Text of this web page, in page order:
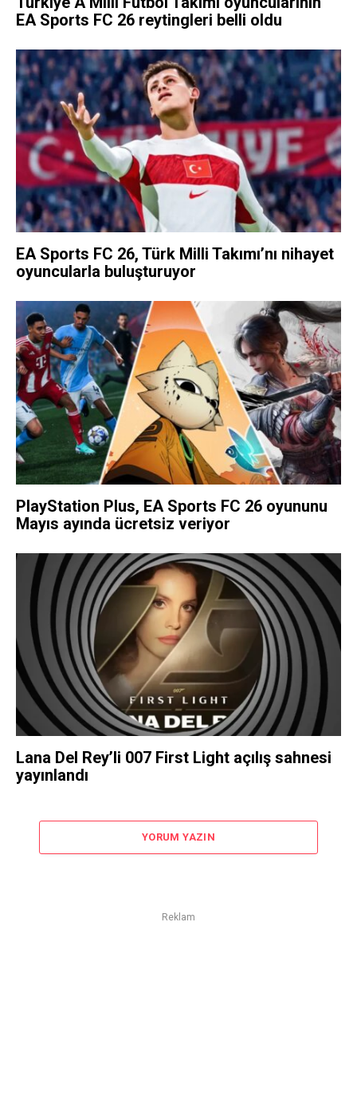
EA Sports FC 26 reytingleri belli oldu
EA Sports FC 26, Türk Milli Takımı’nı nihayet
oyuncularla buluşturuyor
PlayStation Plus, EA Sports FC 26 oyununu
Mayıs ayında ücretsiz veriyor
Lana Del Rey’li 007 First Light açılış sahnesi
yayınlandı
YORUM YAZIN
Reklam